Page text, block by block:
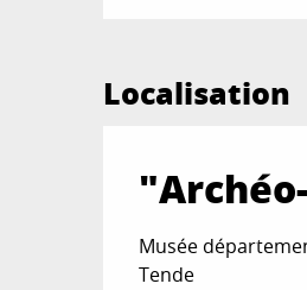
Localisation
Musée
Tende